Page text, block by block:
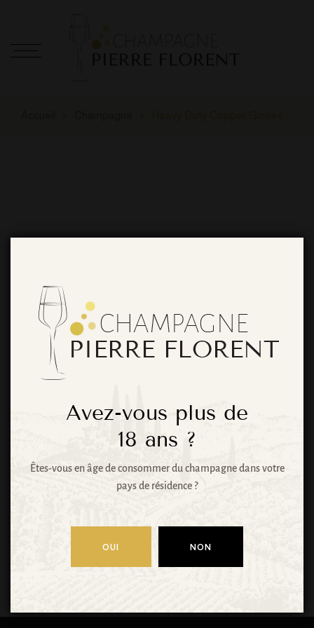
De grandes
choses se
profilent à
l’horizon
Quelque chose d’énorme se prépare ! Notre
boutique est en chantier et sera bientôt lancée !
Avez-vous plus de
18 ans ?
Êtes-vous en âge de consommer du champagne dans votre
pays de résidence ?
OUI NON